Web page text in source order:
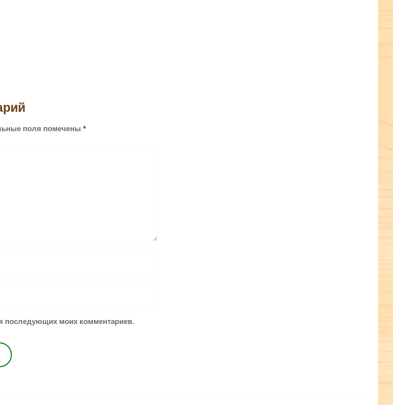
поля помечены *
последующих моих комментариев.